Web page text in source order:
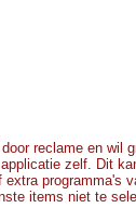
reclame en wil
zelf. Dit
programma's
items niet te